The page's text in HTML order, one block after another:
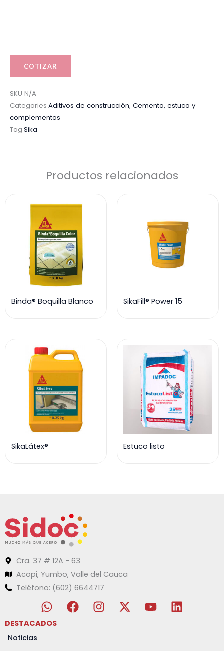
COTIZAR
SKU N/A
Categories Aditivos de construcción, Cemento, estuco y
complementos
Tag Sika
Productos relacionados
Binda® Boquilla Blanco SikaFill® Power 15
SikaLátex® Estuco listo
Cra. 37 # 12A - 63
Acopi, Yumbo, Valle del Cauca
Teléfono: (602) 6644717
W
h
a
F
a
I
n
X
-
Y
o
L
i
DESTACADOS
Noticias